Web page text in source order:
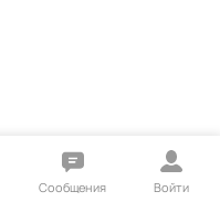
Сообщения Войти